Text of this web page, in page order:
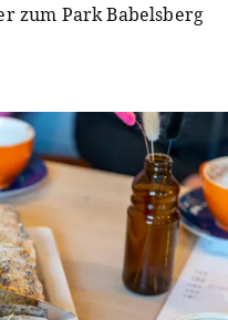
zum Park Babelsberg